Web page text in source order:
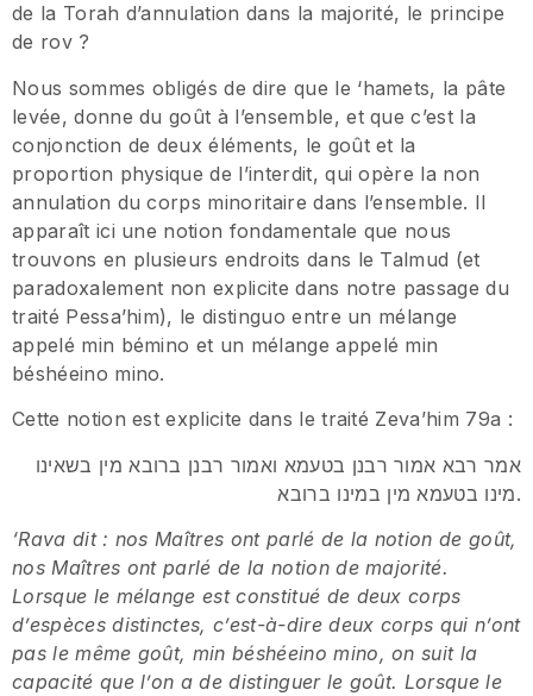
de la Torah d’annulation dans la majorité, le principe
de rov ?
Nous sommes obligés de dire que le ‘hamets, la pâte
levée, donne du goût à l’ensemble, et que c’est la
conjonction de deux éléments, le goût et la
proportion physique de l’interdit, qui opère la non
annulation du corps minoritaire dans l’ensemble. Il
apparaît ici une notion fondamentale que nous
trouvons en plusieurs endroits dans le Talmud (et
paradoxalement non explicite dans notre passage du
traité Pessa’him), le distinguo entre un mélange
appelé min bémino et un mélange appelé min
béshéeino mino.
Cette notion est explicite dans le traité Zeva’him 79a :
אמר רבא אמור רבנן בטעמא ואמור רבנן ברובא מין בשאינו
מינו בטעמא מין במינו ברובא.
‘Rava dit : nos Maîtres ont parlé de la notion de goût,
nos Maîtres ont parlé de la notion de majorité.
Lorsque le mélange est constitué de deux corps
d’espèces distinctes, c’est-à-dire deux corps qui n’ont
pas le même goût, min béshéeino mino, on suit la
capacité que l’on a de distinguer le goût. Lorsque le